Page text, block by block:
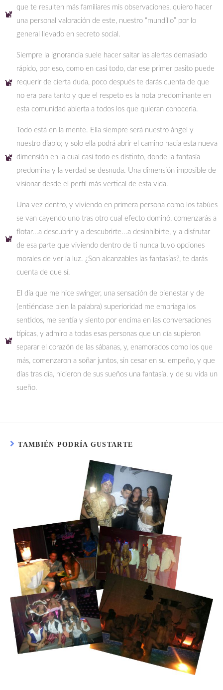
que te resulten más familiares mis observaciones, quiero hacer
una personal valoración de este, nuestro “mundillo” por lo
general llevado en secreto social.
Siempre la ignorancia suele hacer saltar las alertas demasiado
rápido, por eso, como en casi todo, dar ese primer pasito puede
requerir de cierta duda, poco después te darás cuenta de que
no era para tanto y que el respeto es la nota predominante en
esta comunidad abierta a todos los que quieran conocerla.
Todo está en la mente. Ella siempre será nuestro ángel y
nuestro diablo; y solo ella podrá abrir el camino hacia esta nueva
dimensión en la cual casi todo es distinto, donde la fantasía
predomina y la verdad se desnuda. Una dimensión imposible de
visionar desde el perfil más vertical de esta vida.
Una vez dentro, y viviendo en primera persona como los tabúes
se van cayendo uno tras otro cual efecto dominó, comenzarás a
flotar...a descubrir y a descubrirte...a desinhibirte, y a disfrutar
de esa parte que viviendo dentro de ti nunca tuvo opciones
morales de ver la luz. ¿Son alcanzables las fantasías?, te darás
cuenta de que sí.
El día que me hice swinger, una sensación de bienestar y de
(entiéndase bien la palabra) superioridad me embriaga los
sentidos, me sentía y siento por encima en las conversaciones
típicas, y admiro a todas esas personas que un día supieron
separar el corazón de las sábanas, y, enamorados como los que
más, comenzaron a soñar juntos, sin cesar en su empeño, y que
días tras día, hicieron de sus sueños una fantasía, y de su vida un
sueño.
TAMBIÉN PODRÍA GUSTARTE